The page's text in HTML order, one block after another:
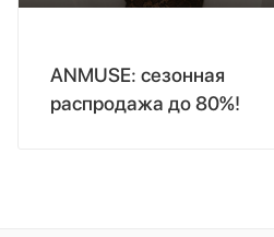
ANMUSE: сезонная
распродажа до 80%!